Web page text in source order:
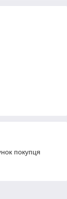
покупця